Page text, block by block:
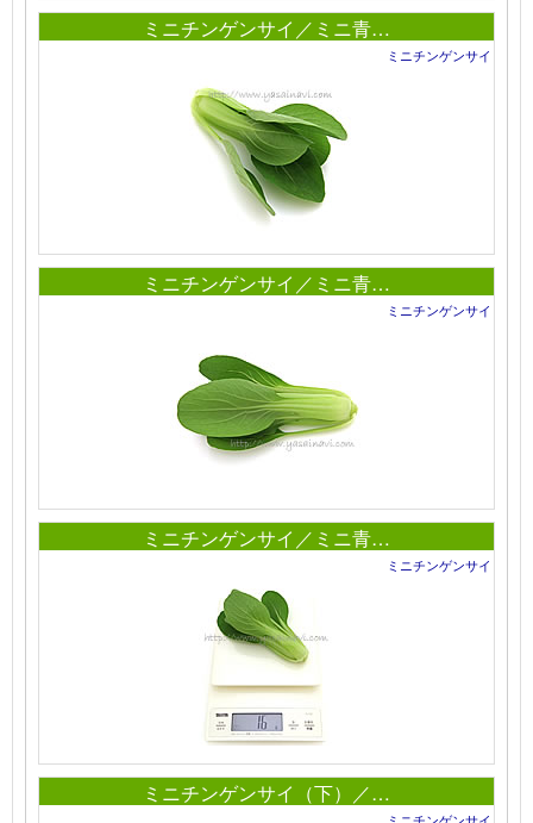
ミニチンゲンサイ／ミニ青…
ミニチンゲンサイ
ミニチンゲンサイ／ミニ青…
ミニチンゲンサイ
ミニチンゲンサイ／ミニ青…
ミニチンゲンサイ
ミニチンゲンサイ（下）／…